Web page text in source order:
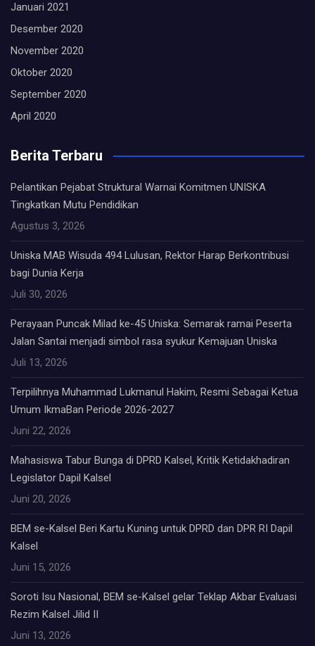
Januari 2021
Desember 2020
November 2020
Oktober 2020
September 2020
April 2020
Berita Terbaru
Pelantikan Pejabat Struktural Warnai Komitmen UNISKA
Tingkatkan Mutu Pendidikan
Agustus 3, 2026
Uniska MAB Wisuda 494 Lulusan, Rektor Harap Berkontribusi
bagi Dunia Kerja
Juli 30, 2026
Perayaan Puncak Milad ke-45 Uniska: Semarak ramai Peserta
Jalan Santai menjadi simbol rasa syukur Kemajuan Uniska
Juli 13, 2026
Terpilihnya Muhammad Lukmanul Hakim, Resmi Sebagai Ketua
Umum IkmaBan Periode 2026-2027
Juni 22, 2026
Mahasiswa Tabur Bunga di DPRD Kalsel, Kritik Ketidakhadiran
Legislator Dapil Kalsel
Juni 20, 2026
BEM se-Kalsel Beri Kartu Kuning untuk DPRD dan DPR RI Dapil
Kalsel
Juni 15, 2026
Soroti Isu Nasional, BEM se-Kalsel gelar Teklap Akbar Evaluasi
Rezim Kalsel Jilid II
Juni 13, 2026